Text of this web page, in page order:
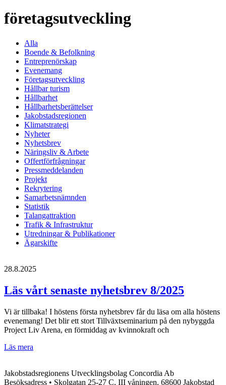
företagsutveckling
Alla
Boende & Befolkning
Entreprenörskap
Evenemang
Företagsutveckling
Hållbar turism
Hållbarhet
Hållbarhetsberättelser
Jakobstadsregionen
Klimatstrategi
Nyheter
Nyhetsbrev
Näringsliv & Arbete
Offertförfrågningar
Pressmeddelanden
Projekt
Rekrytering
Samarbetsnämnden
Statistik
Talangattraktion
Trafik & Infrastruktur
Utredningar & Publikationer
Ägarskifte
28.8.2025
Läs vårt senaste nyhetsbrev 8/2025
Vi är tillbaka! I höstens första nyhetsbrev får du läsa om alla höstens
evenemang! Det blir ett stort Tillväxtseminarium på den nybyggda
Project Liv Arena, en förmiddag av kvinnokraft och
Läs mera
nyhetsbrev
8/2025
Jakobstadsregionens Utvecklingsbolag Concordia Ab
Besöksadress • Skolgatan 25-27 C, III våningen, 68600 Jakobstad